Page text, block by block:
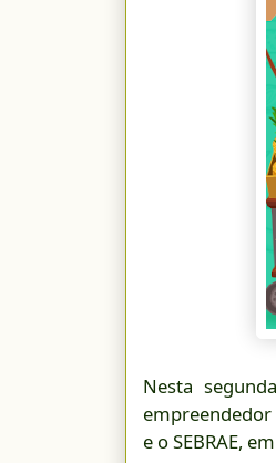
Nesta
empreendedor
e o SEBRAE,